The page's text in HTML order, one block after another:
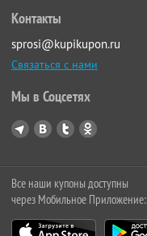
Контакты
sprosi@kupikupon.ru
Связаться с нами
Мы в Соцсетях
Все наши купоны доступны
через Мобильное Приложение: